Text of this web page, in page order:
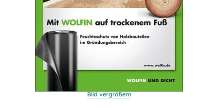
Bild vergrößern